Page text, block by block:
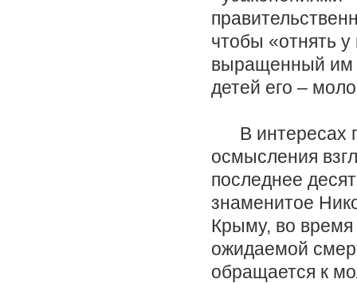
чтобы «отнять
выращенный им
детей его –
В интересах
осмысления
последнее
знаменитое
Крыму, во
ожидаемой
обращается к